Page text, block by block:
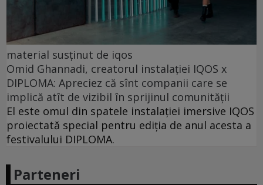
material susținut de iqos
Omid Ghannadi, creatorul instalației IQOS x
DIPLOMA: Apreciez că sînt companii care se
implică atît de vizibil în sprijinul comunității
El este omul din spatele instalației imersive IQOS
proiectată special pentru ediția de anul acesta a
festivalului DIPLOMA.
Parteneri